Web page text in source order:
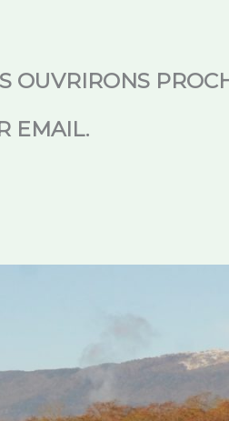
OUVRIRONS
EMAIL.